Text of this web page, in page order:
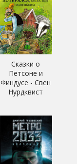
Сказки о
Петсоне и
Финдусе - Свен
Нурдквист